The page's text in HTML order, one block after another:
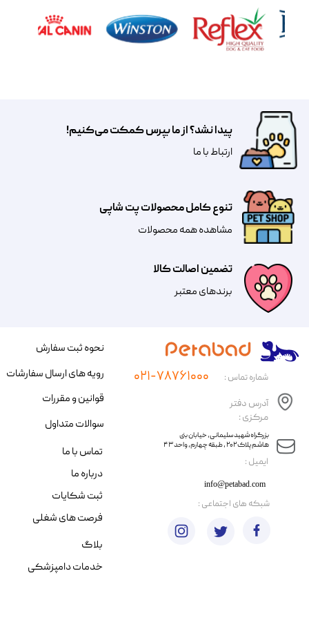
تضمین اصالت کالا
​​برندهای معتبر​​​​​​​
تنوع کامل محصولات پت شاپی
مشاهده همه محصولات
پیدا نشد؟ از ما بپرس کمکت می‌کنیم!
​​​ارتباط با ما
​ایمیل :
آدرس دفتر
مرکزی :
info@petabad.com
​​بزرگراه شهید سلیمانی، خیابان بنی
هاشم پلاک ۲۰۲ ، طبقه چهارم، واحد ۴۳
شماره تماس : ۰۲۱-۷۸۷۶۱۰۰۰
نحوه ثبت سفارش
رویه های ارسال سفارشات
قوانین و مقررات
سوالات متداول
تماس با ما
درباره ما
ثبت شکایات
فرصت های شغلی
​شبکه های اجتماعی :
بلاگ
خدمات دامپزشکی